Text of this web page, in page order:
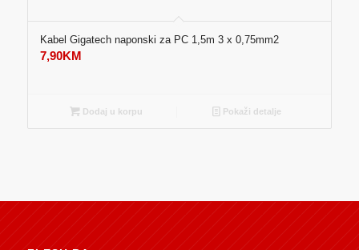
Kabel Gigatech naponski za PC 1,5m 3 x 0,75mm2
7,90KM
Dodaj u korpu Pokaži detalje